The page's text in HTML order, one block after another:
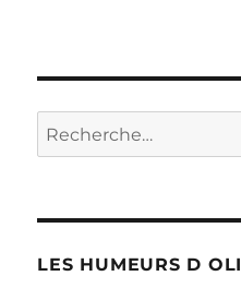
Recherche
pour :
LES HUMEURS D OLI